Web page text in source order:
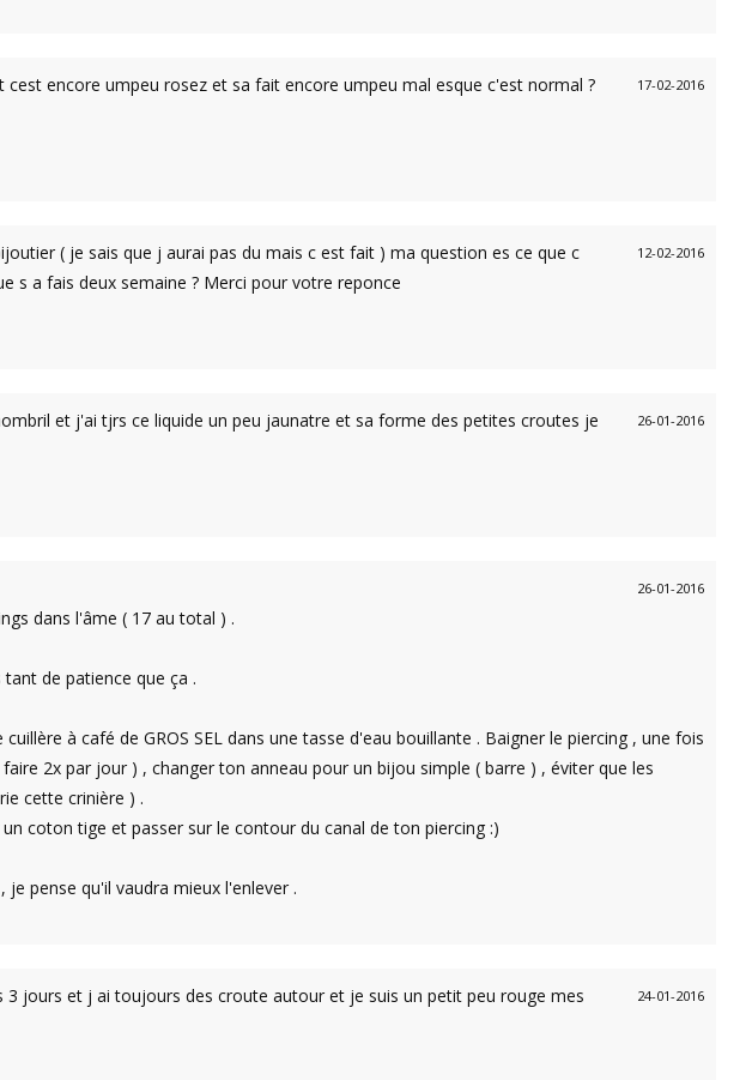
17-02-2016
encore umpeu rosez et sa fait encore umpeu mal esque c'est normal ?
12-02-2016
( je sais que j aurai pas du mais c est fait ) ma question es ce que c
s a fais deux semaine ? Merci pour votre reponce
26-01-2016
et j'ai tjrs ce liquide un peu jaunatre et sa forme des petites croutes je
26-01-2016
dans l'âme ( 17 au total ) .
de patience que ça .
à café de GROS SEL dans une tasse d'eau bouillante . Baigner le piercing , une fois
2x par jour ) , changer ton anneau pour un bijou simple ( barre ) , éviter que les
cette crinière ) .
coton tige et passer sur le contour du canal de ton piercing :)
pense qu'il vaudra mieux l'enlever .
24-01-2016
jours et j ai toujours des croute autour et je suis un petit peu rouge mes